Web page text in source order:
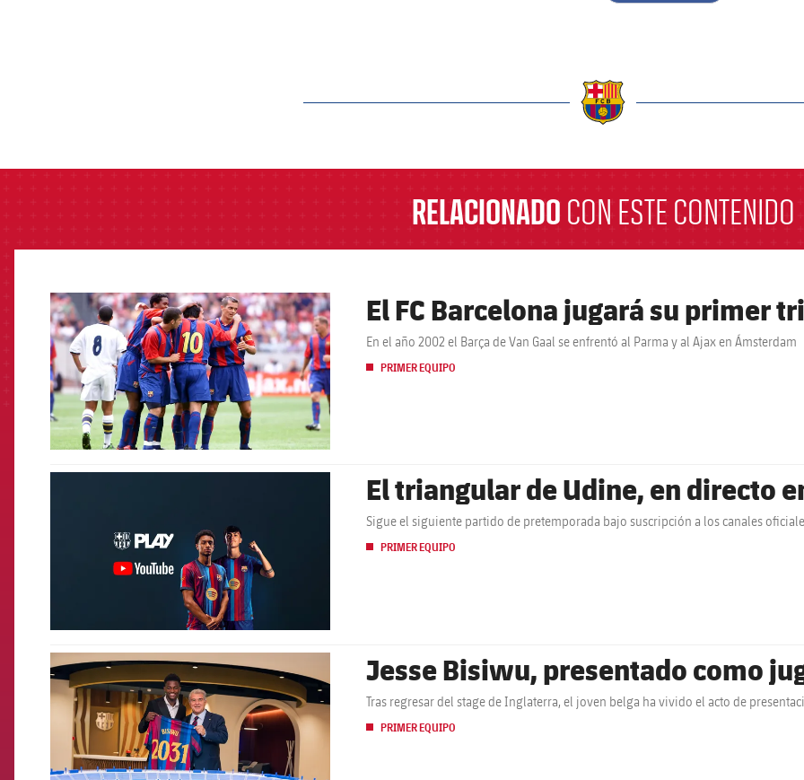
RELACIONADO CON ESTE CONTENIDO
FCB Barcelona badge El FC Barcelona jugará su primer
En el año 2002 el Barça de Van Gaal se enfrentó al Parma y al Ajax en Ámsterdam
PRIMER EQUIPO
El triangular de Udine, en directo
Sigue el siguiente partido de pretemporada bajo suscripción a los canales
PRIMER EQUIPO
FCB Barcelona badge Jesse Bisiwu, presentado como
Tras regresar del stage de Inglaterra, el joven belga ha vivido el acto de
PRIMER EQUIPO